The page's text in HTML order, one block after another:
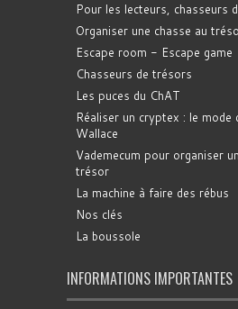
Pour les lecteurs, chasseurs
Organiser une chasse au
Escape room - Escape game
Chasseurs de trésors
Les puces du ChAT
Réaliser un cryptex : le mode
Wallace
Vademecum pour organiser
trésor
La machine à faire des rébus
Nos clés
La boussole
INFORMATIONS IMPORTANTES